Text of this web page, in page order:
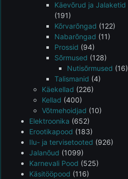
Käevõrud ja Jalaketid
(191)
Kõrvarõngad (122)
Nabarõngad (11)
Prossid (94)
Sõrmused (128)
Nutisõrmused (16)
Talismanid (4)
Käekellad (226)
Kellad (400)
Võtmehoidjad (10)
Elektroonika (652)
Erootikapood (183)
Ilu- ja tervisetooted (926)
Jalanõud (1099)
Karnevali Pood (525)
Käsitööpood (116)